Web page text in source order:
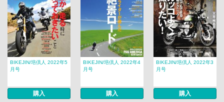
BIKEJIN/培倶人 2022年5
月号
購入
BIKEJIN/培倶人 2022年4
月号
購入
BIKEJIN/培倶人 2022年3
月号
購入